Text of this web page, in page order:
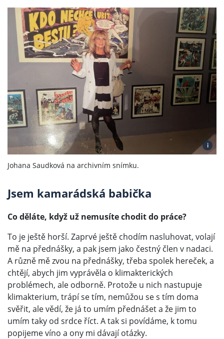
i
Johana Saudková na archivním snímku.
Jsem kamarádská babička
Co děláte, když už nemusíte chodit do práce?
To je ještě horší. Zaprvé ještě chodím nasluhovat, volají
mě na přednášky, a pak jsem jako čestný člen v nadaci.
A různě mě zvou na přednášky, třeba spolek hereček, a
chtějí, abych jim vyprávěla o klimakterických
problémech, ale odborně. Protože u nich nastupuje
klimakterium, trápí se tím, nemůžou se s tím doma
svěřit, ale vědí, že já to umím přednášet a že jim to
umím taky od srdce říct. A tak si povídáme, k tomu
popijeme víno a ony mi dávají otázky.